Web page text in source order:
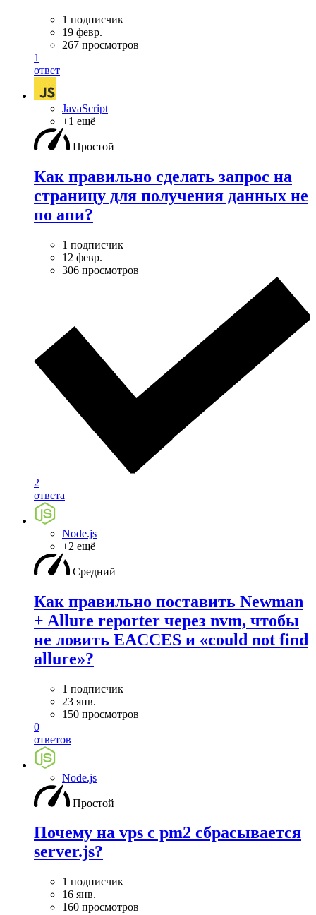
1 подписчик
19 февр.
267 просмотров
1
ответ
JavaScript
+1 ещё
Простой
Как правильно сделать запрос на
страницу для получения данных не
по апи?
1 подписчик
12 февр.
306 просмотров
2
ответа
Node.js
+2 ещё
Средний
Как правильно поставить Newman
+ Allure reporter через nvm, чтобы
не ловить EACCES и «could not find
allure»?
1 подписчик
23 янв.
150 просмотров
0
ответов
Node.js
Простой
Почему на vps с pm2 сбрасывается
server.js?
1 подписчик
16 янв.
160 просмотров